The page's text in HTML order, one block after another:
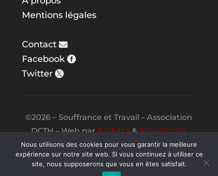
Mentions légales
Contact
Facebook
Twitter
©2026 – Souffrance et Travail – Association
DCTH – Web parKarlotta&Steve in the
Night
Nous utilisons des cookies pour vous garantir la meilleure
expérience sur notre site web. Si vous continuez à utiliser ce
site, nous supposerons que vous en êtes satisfait.